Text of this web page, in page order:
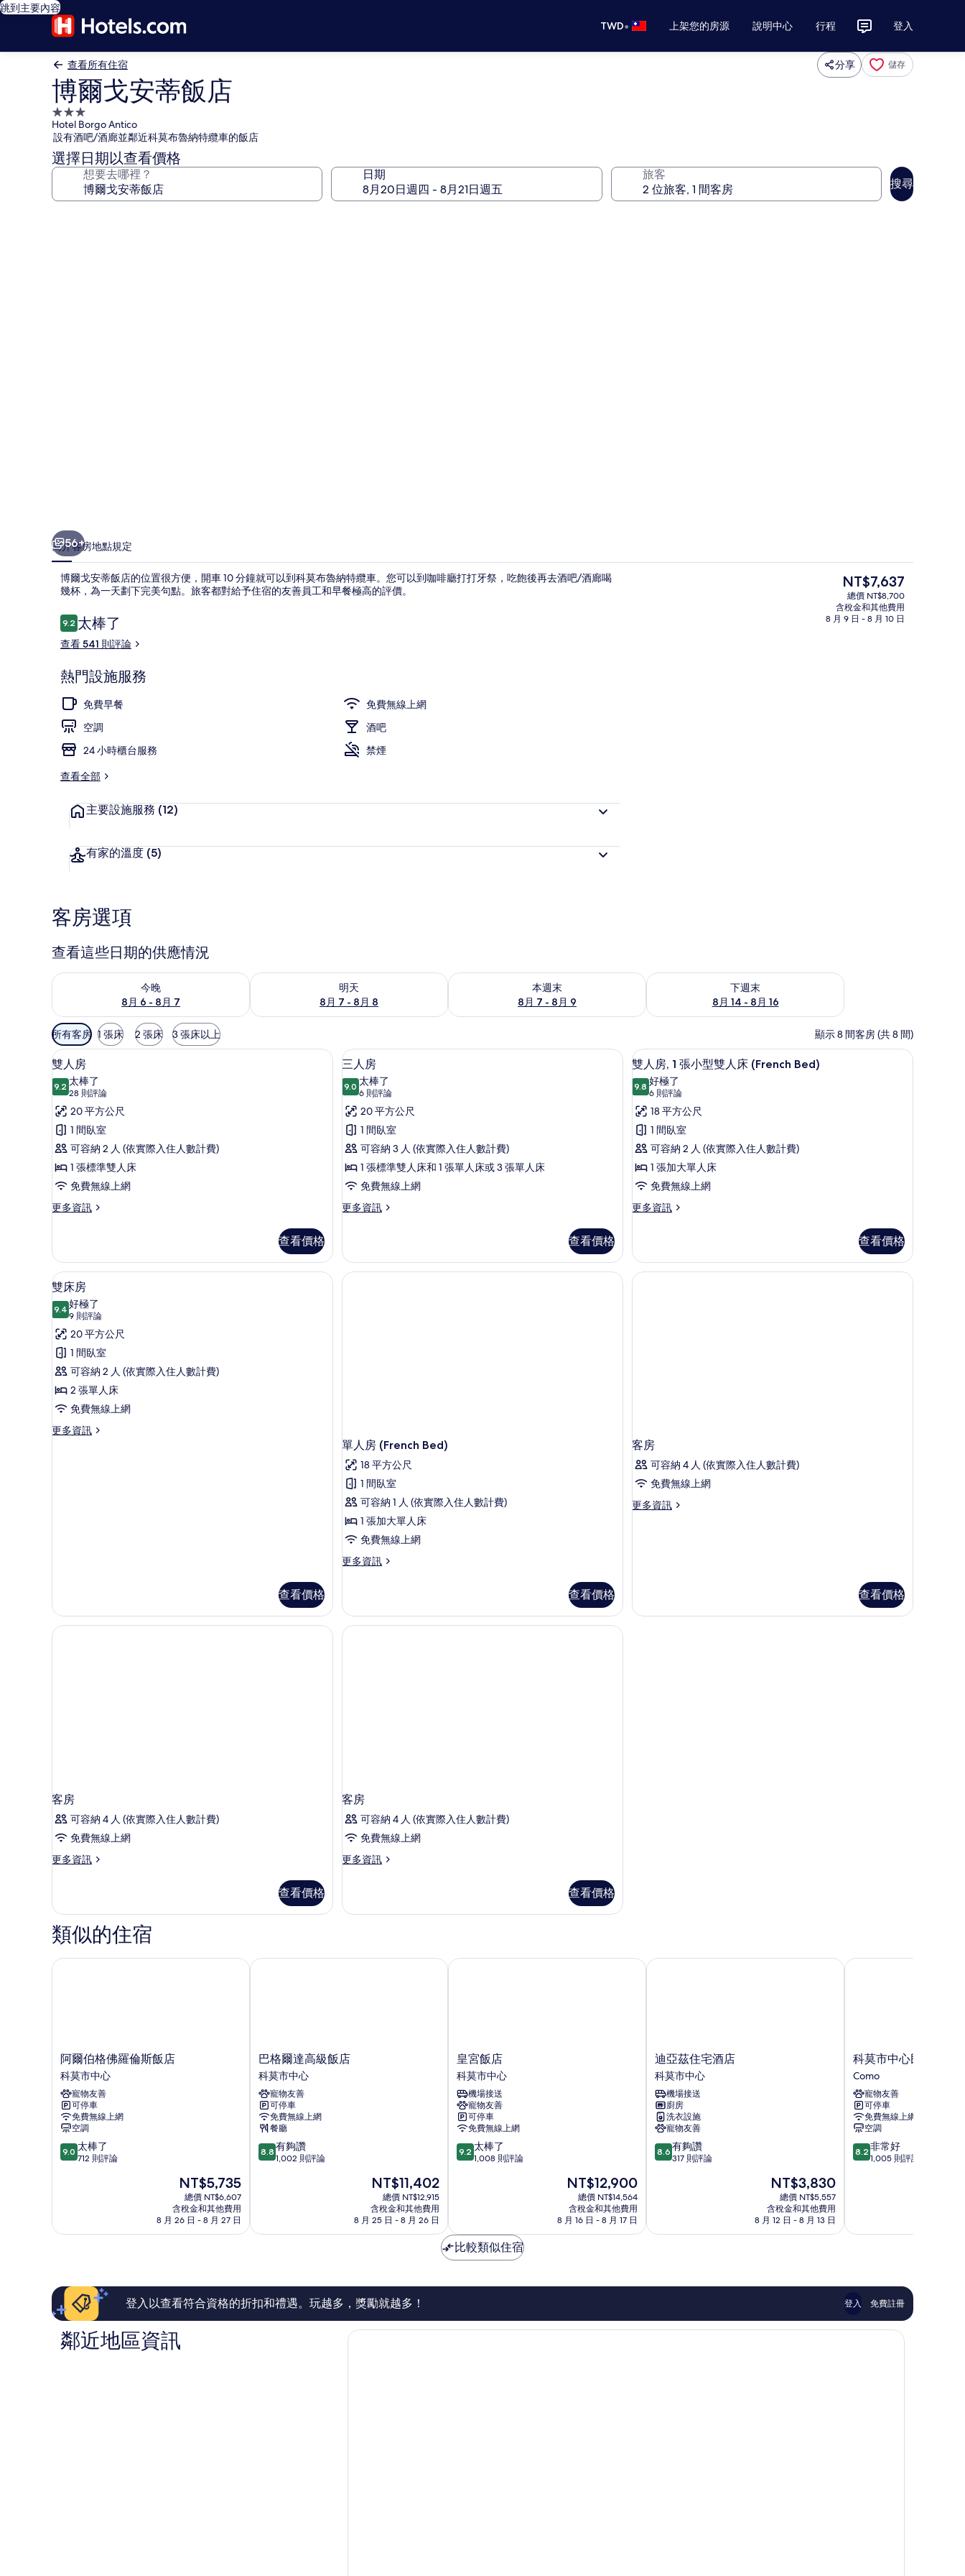
跳到主要內容
TWD• 上架您的房源 說明中心 行程 登入
查看所有住宿 分享 儲存
博爾戈安蒂飯店
3.0
星
級
住
宿
Hotel Borgo Antico
設有酒吧/酒廊並鄰近科莫布魯納特纜車的飯店
選擇日期以查看價格
想要去哪裡？ 日期 旅客
搜尋
56+
簡介客房地點規定
博爾戈安蒂飯店的位置很方便，開車 10 分鐘就可以到科莫布魯納特纜車。您可以到咖啡廳打打牙祭，吃飽後再去酒吧/酒廊喝
幾杯，為一天劃下完美句點。旅客都對給予住宿的友善員工和早餐極高的評價。
評
論
9.29.2 分，滿分 10 分，
太棒了
查看 541 則評論
熱門設施服務
免費早餐
免費無線上網
空調
酒吧
24 小時櫃台服務
禁煙
查看全部
主要設施服務 (12)
有家的溫度 (5)
目
前
的
價
NT$7,637
總價 NT$8,700
含稅金和其他費用
8 月 9 日 - 8 月 10 日
客房選項
查看這些日期的供應情況
今晚
8月 6 - 8月 7
查看今晚 (8月 6 - 8月 7) 的供應情況
明天
8月 7 - 8月 8
查看明天 (8月 7 - 8月 8) 的供應情況
本週末
8月 7 - 8月 9
查看本週末 (8月 7 - 8月 9) 的供應情況
下週末
8月 14 - 8月 16
查看下週末 (8月 14 - 8月 16) 的供應情況
可
用
的
客
房
篩
選
條
件
所有客房 1 張床 2 張床 3 張床以上 顯示 8 間客房 (共 8 間)
顯
示
雙
人
房
的
所
有
相
雙人房 | 羽絨被、客房內保險箱、書桌、免費無線上網
11
雙人房
9.29.2 分，滿分 10 分
太棒了
28 則評論
(28
則
評
論)
20 平方公尺
1 間臥室
可容納 2 人 (依實際入住人數計費)
1 張標準雙人床
免費無線上網
更多資訊
更
房
的
詳
查看價格
顯
示
三
人
房
的
所
有
相
羽絨被、客房內保險箱、書桌、免費無線上網
6
三人房
9.09.0 分，滿分 10 分
太棒了
6 則評論
(6
則
評
論)
20 平方公尺
1 間臥室
可容納 3 人 (依實際入住人數計費)
1 張標準雙人床和 1 張單人床或 3 張單人床
免費無線上網
更多資訊
更
房
的
詳
查看價格
顯
示
雙
人
房,
1
張
小
型
床
(French
羽絨被、客房內保險箱、書桌、免費無線上網
6
雙人房, 1 張小型雙人床 (French Bed)
9.89.8 分，滿分 10 分
好極了
6 則評論
(6
則
評
論)
18 平方公尺
1 間臥室
可容納 2 人 (依實際入住人數計費)
1 張加大單人床
免費無線上網
更多資訊
更
房,
張
查看價格
顯
示
雙
床
房
的
所
有
相
雙床房 | 羽絨被、客房內保險箱、書桌、免費無線上網
6
雙床房
9.49.4 分，滿分 10 分
好極了
9 則評論
(9
則
評
論)
20 平方公尺
1 間臥室
可容納 2 人 (依實際入住人數計費)
2 張單人床
免費無線上網
更多資訊
更
查看價格
單人房 (French Bed)
18 平方公尺
1 間臥室
可容納 1 人 (依實際入住人數計費)
1 張加大單人床
免費無線上網
更多資訊
更
房
(French
Bed)
查看價格
客房
可容納 4 人 (依實際入住人數計費)
免費無線上網
更多資訊
更
查看價格
客房
可容納 4 人 (依實際入住人數計費)
免費無線上網
更多資訊
更
的
詳
情
查看價格
客房
可容納 4 人 (依實際入住人數計費)
免費無線上網
更多資訊
更
的
查看價格
類似的住宿
阿
爾
伯
格
佛
羅
倫
斯
飯
心
阿爾伯格佛羅倫斯飯店
科莫市中心
寵物友善
可停車
免費無線上網
空調
9.0
分，
棒
評
9.0 太棒了
712 則評論
現
在
價
格
為
NT$5,735
總價 NT$6,607
含稅金和其他費用
8 月 26 日 - 8 月 27 日
阿爾伯格佛羅倫斯飯店
巴
格
爾
達
高
級
飯
店
科
巴格爾達高級飯店
科莫市中心
寵物友善
可停車
免費無線上網
餐廳
8.8
分，
夠
評
論
8.8 有夠讚
1,002 則評論
現
價
格
為
NT$11,402
總價 NT$12,915
含稅金和其他費用
8 月 25 日 - 8 月 26 日
巴格爾達高級飯店
皇
宮
飯
店
科
莫
市
中
心
皇宮飯店
科莫市中心
機場接送
寵物友善
可停車
免費無線上網
9.2
分，
棒
了，
1,008
評
9.2 太棒了
1,008 則評論
現
價
格
為
NT$12,900
總價 NT$14,564
含稅金和其他費用
8 月 16 日 - 8 月 17 日
皇宮飯店
迪
亞
茲
住
宅
酒
店
科
莫
迪亞茲住宅酒店
科莫市中心
機場接送
廚房
洗衣設施
寵物友善
8.6
分，
夠
評
8.6 有夠讚
317 則評論
現
價
格
為
NT$3,830
總價 NT$5,557
含稅金和其他費用
8 月 12 日 - 8 月 13 日
迪亞茲住宅酒店
科
莫
市
中
心
民
宿
飯
店
科莫市中心民宿飯店
Como
寵物友善
可停車
免費無線上網
空調
8.2
分，
常
評
論
8.2 非常好
1,005 則評論
科莫市中心民宿飯店
比較類似住宿
登入以查看符合資格的折扣和禮遇。玩越多，獎勵就越多！ 登入 免費註冊
鄰近地區資訊